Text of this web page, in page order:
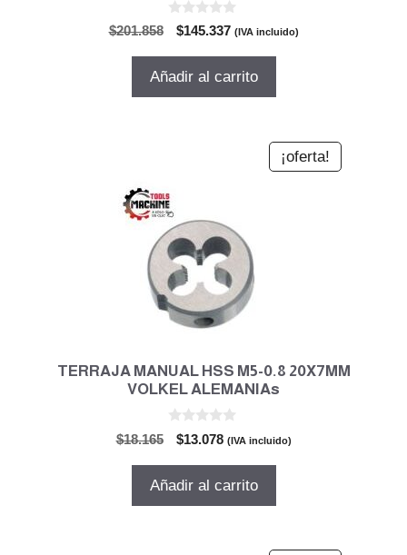
$201.858
El
original
$145.337El
actual
(IVA incluido)
Añadir al carrito
¡oferta!
TERRAJA MANUAL HSS M5-0.8 20X7MM
VOLKEL ALEMANIAs
$18.165
El
original
$13.078El
actual
(IVA incluido)
Añadir al carrito